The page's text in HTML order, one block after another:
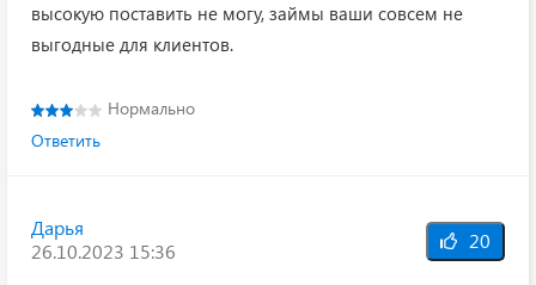
высокую поставить не могу, займы ваши совсем не
выгодные для клиентов.
Нормально
Ответить
Дарья
26.10.2023 15:36
20